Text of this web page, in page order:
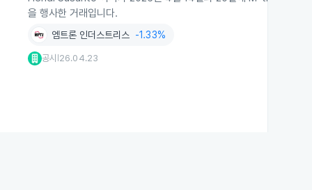
을 행사한 거래입니다.
엠트론 인더스트리스 -1.33%
공시 26.04.23